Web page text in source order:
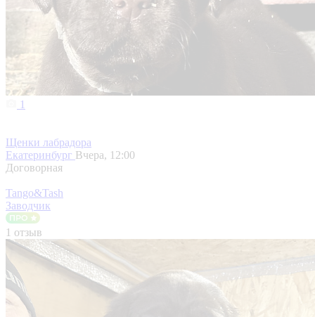
1
Щенки лабрадора
Екатеринбург Вчера, 12:00
Договорная
Tango&Tash
Заводчик
1 отзыв